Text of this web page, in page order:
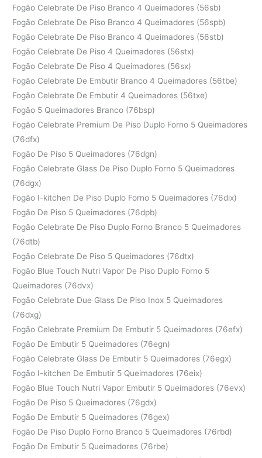
Fogão Celebrate De Piso Branco 4 Queimadores (56sb)
Fogão Celebrate De Piso Branco 4 Queimadores (56spb)
Fogão Celebrate De Piso Branco 4 Queimadores (56stb)
Fogão Celebrate De Piso 4 Queimadores (56stx)
Fogão Celebrate De Piso 4 Queimadores (56sx)
Fogão Celebrate De Embutir Branco 4 Queimadores (56tbe)
Fogão Celebrate De Embutir 4 Queimadores (56txe)
Fogão 5 Queimadores Branco (76bsp)
Fogão Celebrate Premium De Piso Duplo Forno 5 Queimadores
(76dfx)
Fogão De Piso 5 Queimadores (76dgn)
Fogão Celebrate Glass De Piso Duplo Forno 5 Queimadores
(76dgx)
Fogão I-kitchen De Piso Duplo Forno 5 Queimadores (76dix)
Fogão De Piso 5 Queimadores (76dpb)
Fogão Celebrate De Piso Duplo Forno Branco 5 Queimadores
(76dtb)
Fogão Celebrate De Piso 5 Queimadores (76dtx)
Fogão Blue Touch Nutri Vapor De Piso Duplo Forno 5
Queimadores (76dvx)
Fogão Celebrate Due Glass De Piso Inox 5 Queimadores
(76dxg)
Fogão Celebrate Premium De Embutir 5 Queimadores (76efx)
Fogão De Embutir 5 Queimadores (76egn)
Fogão Celebrate Glass De Embutir 5 Queimadores (76egx)
Fogão I-kitchen De Embutir 5 Queimadores (76eix)
Fogão Blue Touch Nutri Vapor Embutir 5 Queimadores (76evx)
Fogão De Piso 5 Queimadores (76gdx)
Fogão De Embutir 5 Queimadores (76gex)
Fogão De Piso Duplo Forno Branco 5 Queimadores (76rbd)
Fogão De Embutir 5 Queimadores (76rbe)